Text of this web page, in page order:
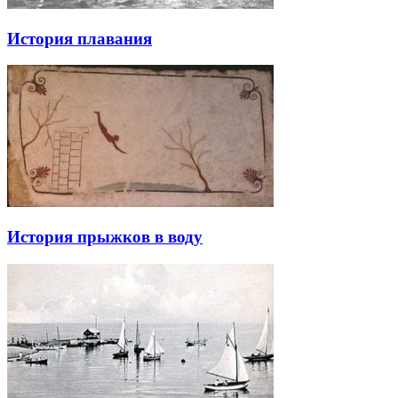
История плавания
История прыжков в воду